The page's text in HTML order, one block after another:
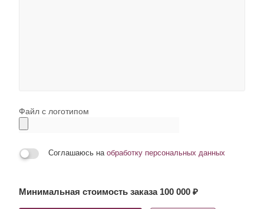
Файл с логотипом
Соглашаюсь на обработку персональных данных
Минимальная стоимость заказа 100 000 ₽